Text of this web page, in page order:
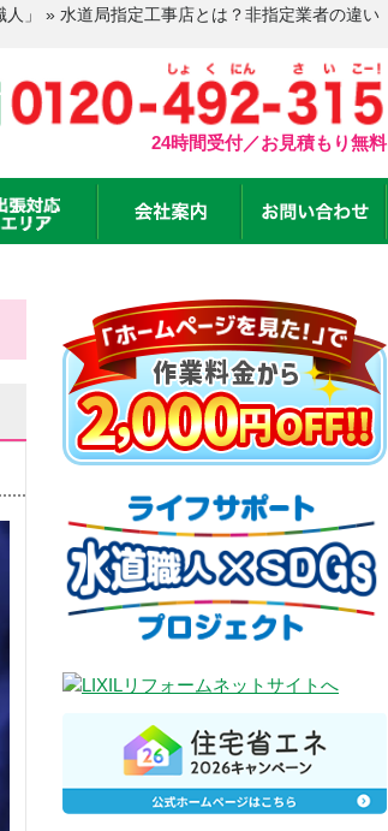
」 » 水道局指定工事店とは？非指定業者の違い
24時間受付／お見積もり無料